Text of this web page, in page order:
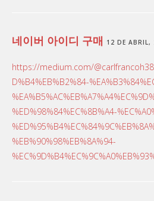
네이버 아이디 구매 12 DE ABRIL,
https://medium.com/
D%B4%EB%B2%84-
%ED%98%84%EC%8B%A4-
%EB%90%98%EB%8A%94-